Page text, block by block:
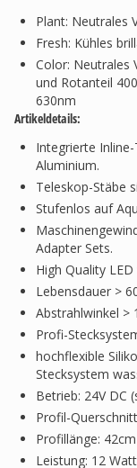
Plant: Neutrales
Fresh: Kühles
Color: Neutrales
und Rotanteil
630nm
Artikeldetails:
Integrierte
Aluminium.
Teleskop-Stäbe
Stufenlos auf
Adapter Sets.
High Quality
Lebensdauer >
Abstrahlwinkel >
Profi-
hochflexible
Stecksystem
Betrieb: 24V DC
Profil-
Profillänge: 42cm
Leistung: 12 Watt